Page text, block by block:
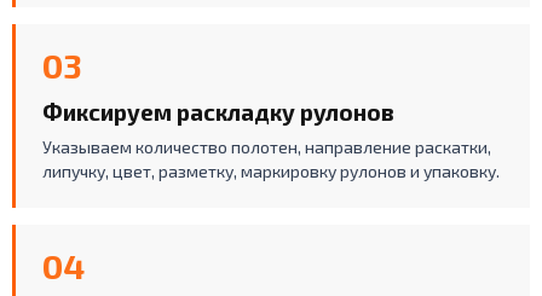
03
Фиксируем раскладку рулонов
Указываем количество полотен, направление раскатки,
липучку, цвет, разметку, маркировку рулонов и упаковку.
04